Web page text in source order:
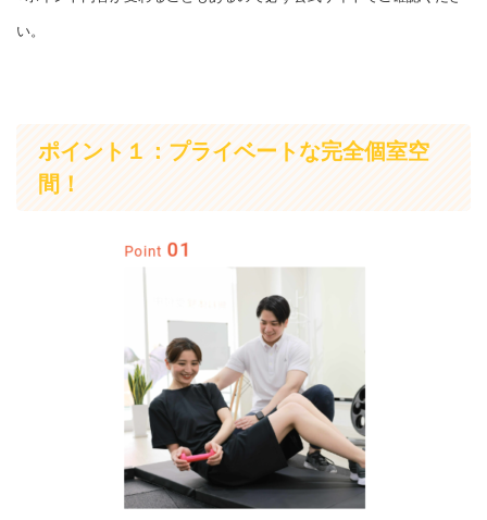
い。
ポイント１：プライベートな完全個室空
間！